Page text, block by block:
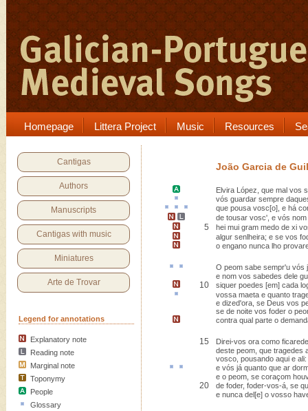
Homepage Littera Project Music Resources
Cantigas
Authors
Manuscripts
Cantigas with music
Miniatures
Arte de Trovar
Legend for annotations
Explanatory note
Reading note
Marginal note
Toponymy
People
Glossary
João Garcia de
Elvira López , que mal vos
vós guardar sempre
que pousa vosc[o] , e há
de tousar vosc', e vós nom
5 hei mui gram medo de xi
algur senlheira; e se vos
o engano nunca lho
O peom sabe sempr'u vós
e nom vos sabedes dele
10 siquer poedes [em] cada
vossa maeta e quanto
e dized'ora, se Deus vos
se de noite vos foder o
contra qual parte o
15
Direi-vos ora como
deste peom, que tragedes
vosco, pousando aqui e ali:
e vós já quanto que ar
e o peom, se coraçom
20
de foder, foder-vos-á, se
e nunca del[e] o vosso